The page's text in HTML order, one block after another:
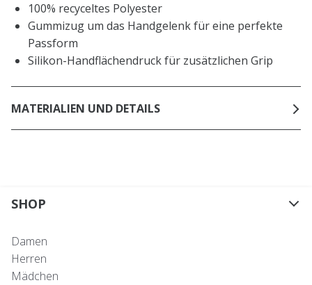
100% recyceltes Polyester
Gummizug um das Handgelenk für eine perfekte
Passform
Silikon-Handflächendruck für zusätzlichen Grip
MATERIALIEN UND DETAILS
SHOP
Damen
Herren
Mädchen